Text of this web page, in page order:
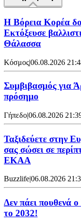
Η Βόρεια Κορέα
Εκτόξευσε
Θάλασσα
Κόσμος|06.08.2026
Συμβιβασμός για
πρόσημο
Γήπεδο|06.08.2026
Ταξιδεύετε στην
σας σώσει σε
ΕΚΑΑ
Buzzlife|06.08.2026
Δεν πάει πουθενά
το 2032!